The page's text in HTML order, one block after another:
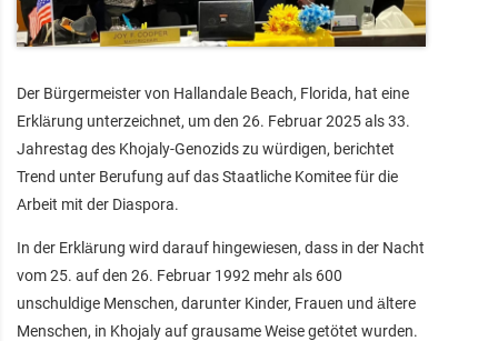
Der Bürgermeister von Hallandale Beach, Florida, hat eine
Erklärung unterzeichnet, um den 26. Februar 2025 als 33.
Jahrestag des Khojaly-Genozids zu würdigen, berichtet
Trend unter Berufung auf das Staatliche Komitee für die
Arbeit mit der Diaspora.
In der Erklärung wird darauf hingewiesen, dass in der Nacht
vom 25. auf den 26. Februar 1992 mehr als 600
unschuldige Menschen, darunter Kinder, Frauen und ältere
Menschen, in Khojaly auf grausame Weise getötet wurden.